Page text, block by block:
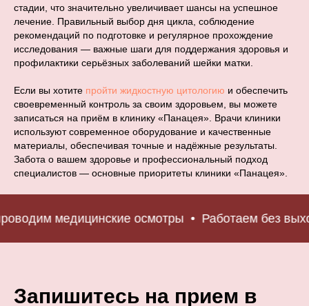
стадии, что значительно увеличивает шансы на успешное
лечение. Правильный выбор дня цикла, соблюдение
рекомендаций по подготовке и регулярное прохождение
исследования — важные шаги для поддержания здоровья и
профилактики серьёзных заболеваний шейки матки.
Если вы хотите пройти жидкостную цитологию и обеспечить
своевременный контроль за своим здоровьем, вы можете
записаться на приём в клинику «Панацея». Врачи клиники
используют современное оборудование и качественные
материалы, обеспечивая точные и надёжные результаты.
Забота о вашем здоровье и профессиональный подход
специалистов — основные приоритеты клиники «Панацея».
медицинские осмотры Работаем без
Запишитесь на прием в